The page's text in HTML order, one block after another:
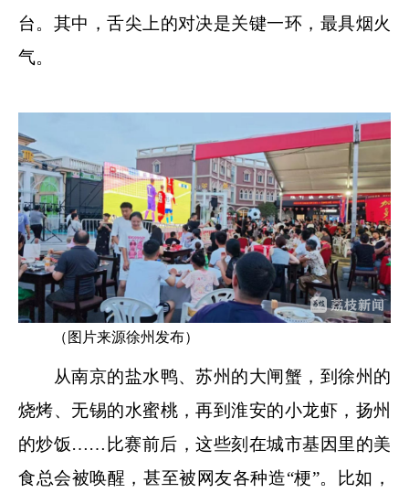
台。其中，舌尖上的对决是关键一环，最具烟火
气。
（图片来源徐州发布）
从南京的盐水鸭、苏州的大闸蟹，到徐州的
烧烤、无锡的水蜜桃，再到淮安的小龙虾，扬州
的炒饭……比赛前后，这些刻在城市基因里的美
食总会被唤醒，甚至被网友各种造“梗”。比如，